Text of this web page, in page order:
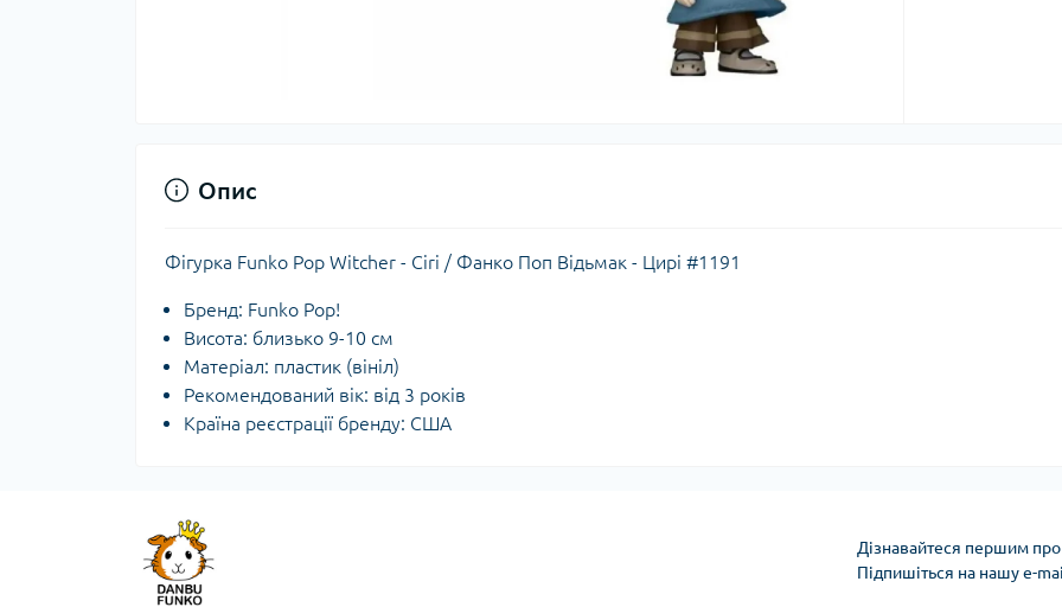
Опис
Фігурка Funko Pop Witcher - Ciri / Фанко Поп Відьмак - Цирі #1191
Бренд: Funko Pop!
Висота: близько 9-10 см
Матеріал: пластик (вініл)
Рекомендований вік: від 3 років
Країна реєстрації бренду: США
Дізнавайтеся першим про
Підпишіться на нашу e-